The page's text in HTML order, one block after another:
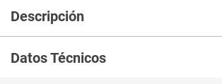
Descripción
Datos Técnicos